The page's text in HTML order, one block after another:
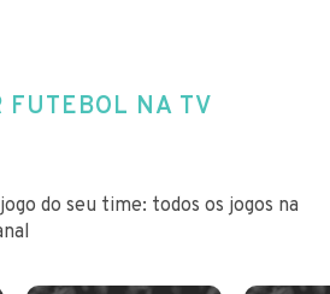
FUTEBOL NA TV
do seu time: todos os jogos na